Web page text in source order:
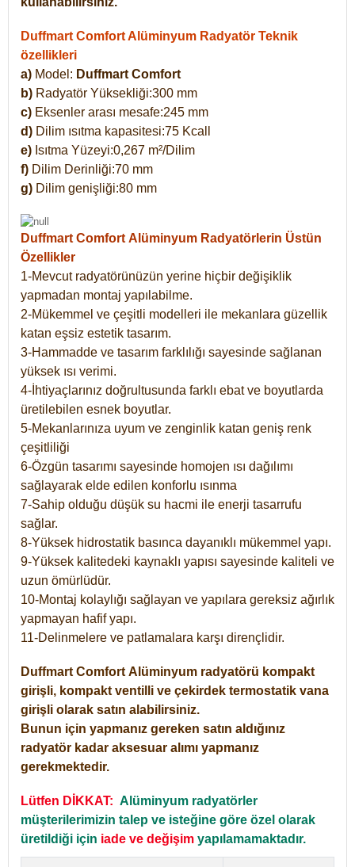
Duffmart Comfort Alüminyum Radyatör Teknik
özellikleri
a) Model: Duffmart Comfort
b) Radyatör Yüksekliği:300 mm
c) Eksenler arası mesafe:245 mm
d) Dilim ısıtma kapasitesi:75 Kcall
e) Isıtma Yüzeyi:0,267 m²/Dilim
f) Dilim Derinliği:70 mm
g) Dilim genişliği:80 mm
Duffmart Comfort Alüminyum Radyatörlerin Üstün
Özellikler
1-Mevcut radyatörünüzün yerine hiçbir değişiklik
yapmadan montaj yapılabilme.
2-Mükemmel ve çeşitli modelleri ile mekanlara güzellik
katan eşsiz estetik tasarım.
3-Hammadde ve tasarım farklılığı sayesinde sağlanan
yüksek ısı verimi.
4-İhtiyaçlarınız doğrultusunda farklı ebat ve boyutlarda
üretilebilen esnek boyutlar.
5-Mekanlarınıza uyum ve zenginlik katan geniş renk
çeşitliliği
6-Özgün tasarımı sayesinde homojen ısı dağılımı
sağlayarak elde edilen konforlu ısınma
7-Sahip olduğu düşük su hacmi ile enerji tasarrufu
sağlar.
8-Yüksek hidrostatik basınca dayanıklı mükemmel yapı.
9-Yüksek kalitedeki kaynaklı yapısı sayesinde kaliteli ve
uzun ömürlüdür.
10-Montaj kolaylığı sağlayan ve yapılara gereksiz ağırlık
yapmayan hafif yapı.
11-Delinmelere ve patlamalara karşı dirençlidir.
Duffmart Comfort Alüminyum radyatörü kompakt
girişli, kompakt ventilli ve çekirdek termostatik vana
girişli olarak satın alabilirsiniz.
Bunun için yapmanız gereken satın aldığınız
radyatör kadar aksesuar alımı yapmanız
gerekmektedir.
Lütfen DİKKAT: Alüminyum radyatörler
müşterilerimizin talep ve isteğine göre özel olarak
üretildiği için iade ve değişim yapılamamaktadır.